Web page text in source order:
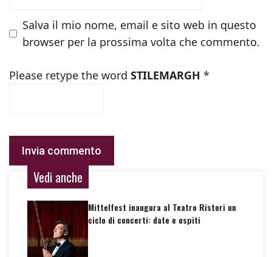
Salva il mio nome, email e sito web in questo
browser per la prossima volta che commento.
Please retype the word STILEMARGH *
Vedi anche
Mittelfest inaugura al Teatro Ristori un
ciclo di concerti: date e ospiti